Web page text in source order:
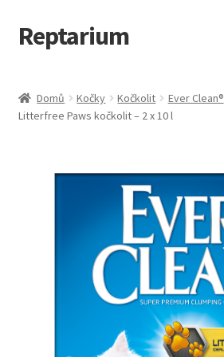
Přeskočit
na
Přejít
k
webu
Reptarium
Košík
Domů Kočky Kočkolit Ever Clean®
Litterfree Paws kočkolit – 2 x 10 l